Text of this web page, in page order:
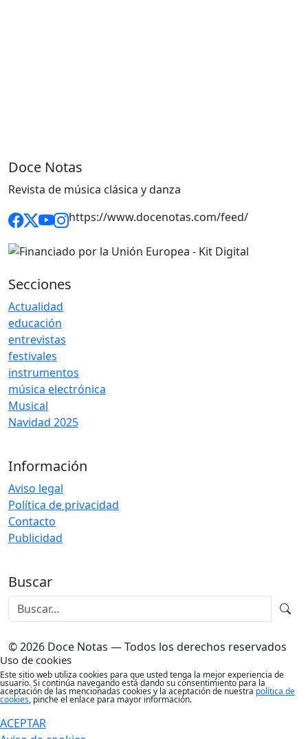
Doce Notas
Revista de música clásica y danza
https://www.docenotas.com/feed/
Secciones
Actualidad
educación
entrevistas
festivales
instrumentos
música electrónica
Musical
Navidad 2025
Información
Aviso legal
Política de privacidad
Contacto
Publicidad
Buscar
© 2026 Doce Notas — Todos los derechos reservados
Uso de cookies
Este sitio web utiliza cookies para que usted tenga la mejor experiencia de
usuario. Si continúa navegando está dando su consentimiento para la
aceptación de las mencionadas cookies y la aceptación de nuestra política de
cookies, pinche el enlace para mayor información.
ACEPTAR